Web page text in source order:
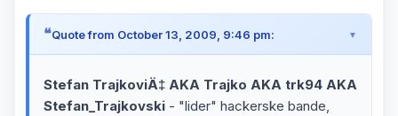
Quote from October 13, 2009, 9:46 pm:
Stefan TrajkoviÄ‡ AKA Trajko AKA trk94 AKA
Stefan_Trajkovski - "lider" hackerske bande,